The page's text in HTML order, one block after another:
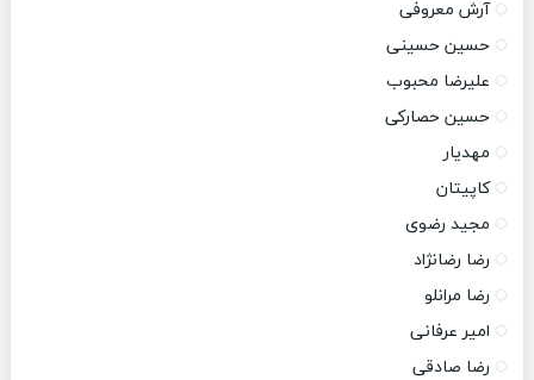
آرش معروفی
حسین حسینی
علیرضا محبوب
حسین حصارکی
مهدیار
کاپیتان
مجید رضوی
رضا رضانژاد
رضا مرانلو
امیر عرفانی
رضا صادقی